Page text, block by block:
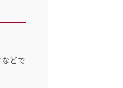
などで